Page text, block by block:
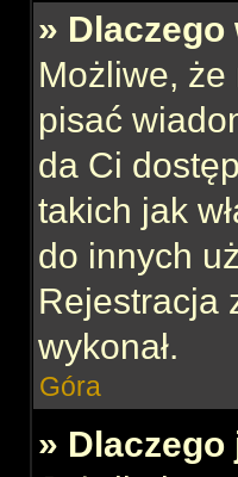
»
Możliwe,
pisać
da Ci
takich jak
do innych
Rejestracja
wykonał.
Góra
»